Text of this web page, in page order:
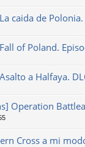
caida de
of Poland.
a Halfaya.
Operation
Cross a mi